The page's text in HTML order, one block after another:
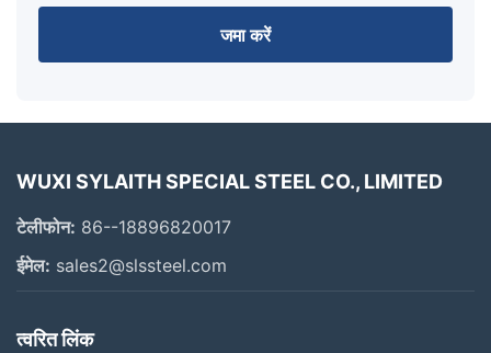
जमा करें
WUXI SYLAITH SPECIAL STEEL CO., LIMITED
टेलीफोन: 86--18896820017
ईमेल: sales2@slssteel.com
त्वरित लिंक